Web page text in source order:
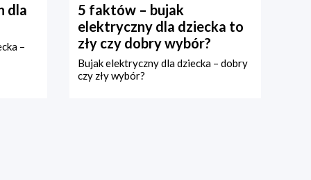
dla
–
5 faktów – bujak
elektryczny dla dziecka to
zły czy dobry wybór?
Bujak elektryczny dla dziecka – dobry
czy zły wybór?